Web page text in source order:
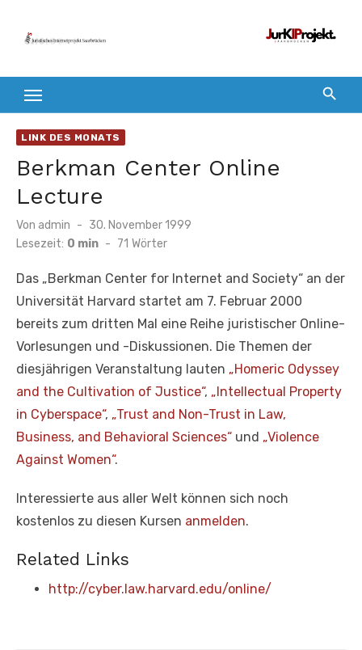
Inhalt
LINK DES MONATS
Berkman Center Online
Lecture
Von admin
Veröffentlicht
am
30. November 1999
Lesezeit: 0 min - 71 Wörter
Das „Berkman Center for Internet and Society“ an der
Universität Harvard startet am 7. Februar 2000
bereits zum dritten Mal eine Reihe juristischer Online-
Vorlesungen und -Diskussionen. Die Themen der
diesjährigen Veranstaltung lauten „Homeric Odyssey
and the Cultivation of Justice“, „Intellectual Property
in Cyberspace“, „Trust and Non-Trust in Law,
Business, and Behavioral Sciences“ und „Violence
Against Women“.
Interessierte aus aller Welt können sich noch
kostenlos zu diesen Kursen anmelden.
Related Links
http://cyber.law.harvard.edu/online/